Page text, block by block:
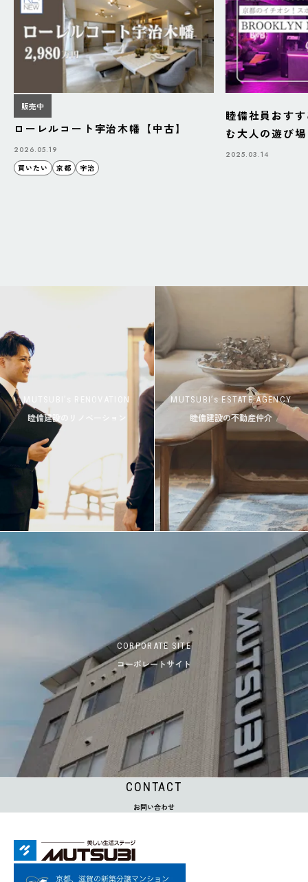
販売中
ローレルコート宇治木幡【中古】
2026.05.19
買いたい
京都 宇治
睦備社員おす
む大人の遊び
BAZAAR」
2025.03.14
MUTSUBI’s RENOVATION
睦備建設のリノベーション
MUTSUBI’s ESTATE AGENCY
睦備建設の不動産仲介
CORPORATE SITE
コーポレートサイト
CONTACT
お問い合わせ